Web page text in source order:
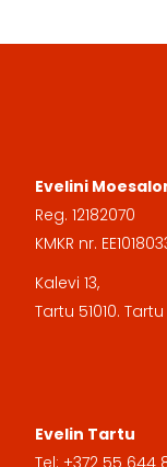
Evelini
Reg. 12182070
KMKR nr.
Kalevi 13,
Tartu 51010.
Evelin Tartu
Tel: +372 55 644